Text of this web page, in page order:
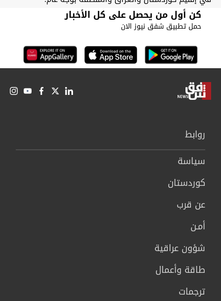
كن أول من يحصل على كل الأخبار
حمل تطبيق شفق نيوز الان
روابط
سیاسة
كوردستان
عن قرب
أمـن
شؤون عراقية
طاقة وأعمال
ترجمات